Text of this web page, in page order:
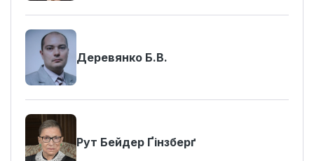
Деревянко Б.В.
Рут Бейдер Ґінзберґ